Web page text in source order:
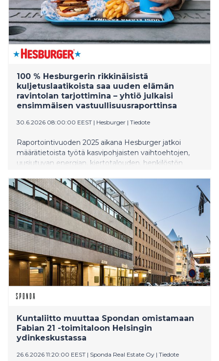
100 % Hesburgerin rikkinäisistä
kuljetuslaatikoista saa uuden elämän
ravintolan tarjottimina – yhtiö julkaisi
ensimmäisen vastuullisuusraporttinsa
30.6.2026 08:00:00 EEST | Hesburger | Tiedote
Raportointivuoden 2025 aikana Hesburger jatkoi
määrätietoista työtä kasvipohjaisten vaihtoehtojen,
uusiutuvan energian, kiertotalouden, henkilöstön
Eräs yhtiön tavoitteista on materiaalien
uudelleenkäytön lisääminen. Vuonna 2025 100 %
Hesburgerin rikkinäisistä kuljetuslaatikoista kierrätettiin
tarjottimiksi ja käytetyistä työvaatteista valmistettiin
terassipöytiä ravintoloihin.
Kuntaliitto muuttaa Spondan omistamaan
Fabian 21 -toimitaloon Helsingin
ydinkeskustassa
26.6.2026 11:20:00 EEST | Sponda Real Estate Oy | Tiedote